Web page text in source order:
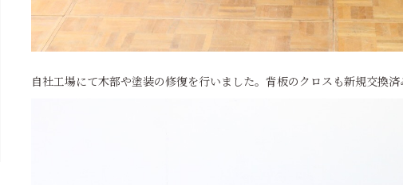
自社工場にて木部や塗装の修復を行いました。背板のクロスも新規交換済